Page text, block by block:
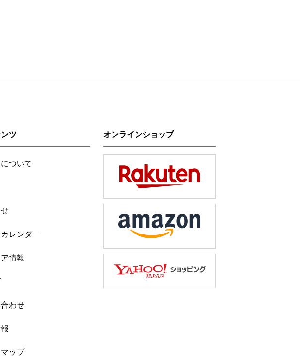
ツ
ついて
レンダー
情報
わせ
ップ
オンラインショップ